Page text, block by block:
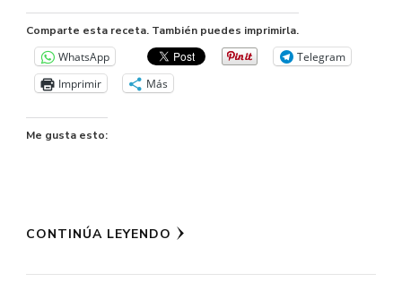
Comparte esta receta. También puedes imprimirla.
WhatsApp
Telegram
Imprimir
Más
Me gusta esto:
CONTINÚA LEYENDO